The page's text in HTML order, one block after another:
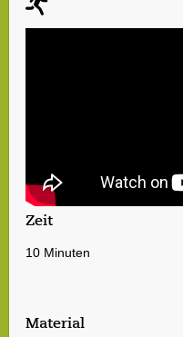
Zeit
10 Minuten
Material